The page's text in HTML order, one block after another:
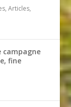
Articles,
campagne
fine